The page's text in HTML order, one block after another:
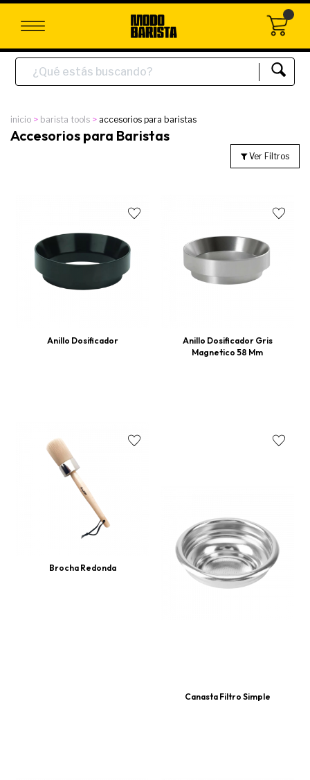
inicio barista tools accesorios para baristas
Accesorios para Baristas
Ver Filtros
Anillo Dosificador
Anillo Dosificador Gris
Magnetico 58 Mm
Brocha Redonda
Canasta Filtro Simple